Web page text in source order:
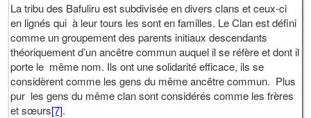
La tribu des Bafuliru est subdivisée en divers clans et ceux-ci
en lignés qui à leur tours les sont en familles. Le Clan est défini
comme un groupement des parents initiaux descendants
théoriquement d’un ancêtre commun auquel il se réfère et dont il
porte le même nom. Ils ont une solidarité efficace, ils se
considèrent comme les gens du même ancêtre commun. Plus
pur les gens du même clan sont considérés comme les frères
et sœurs[7].